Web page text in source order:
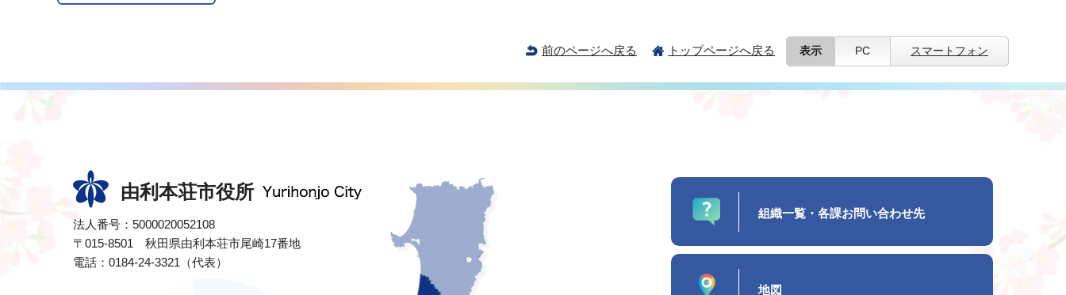
前のページへ戻る トップページへ戻る 表示 PC スマートフォン
由利本荘市役所
法人番号：5000020052108
〒015-8501 秋田県由利本荘市尾崎17番地
電話：0184-24-3321（代表）
組織一覧・各課お問い合わせ先
地図